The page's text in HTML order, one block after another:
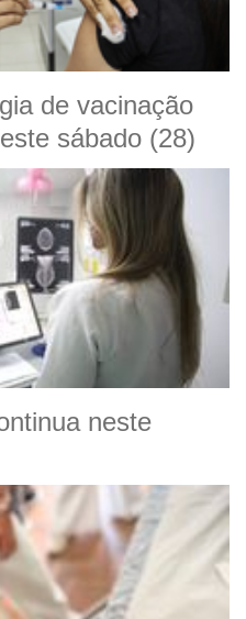
de vacinação
sábado (28)
neste